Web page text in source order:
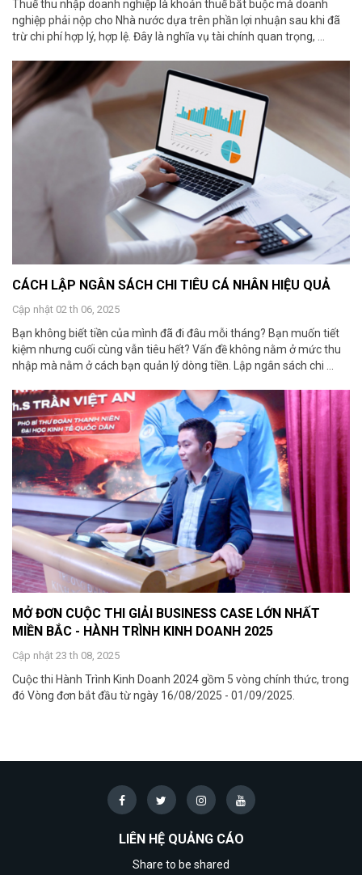
Thuế thu nhập doanh nghiệp là khoản thuế bắt buộc mà doanh
nghiệp phải nộp cho Nhà nước dựa trên phần lợi nhuận sau khi đã
trừ chi phí hợp lý, hợp lệ. Đây là nghĩa vụ tài chính quan trọng, ...
CÁCH LẬP NGÂN SÁCH CHI TIÊU CÁ NHÂN HIỆU QUẢ
Cập nhật 02 th 06, 2025
Bạn không biết tiền của mình đã đi đâu mỗi tháng? Bạn muốn tiết
kiệm nhưng cuối cùng vẫn tiêu hết? Vấn đề không nằm ở mức thu
nhập mà nằm ở cách bạn quản lý dòng tiền. Lập ngân sách chi ...
MỞ ĐƠN CUỘC THI GIẢI BUSINESS CASE LỚN NHẤT
MIỀN BẮC - HÀNH TRÌNH KINH DOANH 2025
Cập nhật 23 th 08, 2025
Cuộc thi Hành Trình Kinh Doanh 2024 gồm 5 vòng chính thức, trong
đó Vòng đơn bắt đầu từ ngày 16/08/2025 - 01/09/2025.
LIÊN HỆ QUẢNG CÁO
Share to be shared